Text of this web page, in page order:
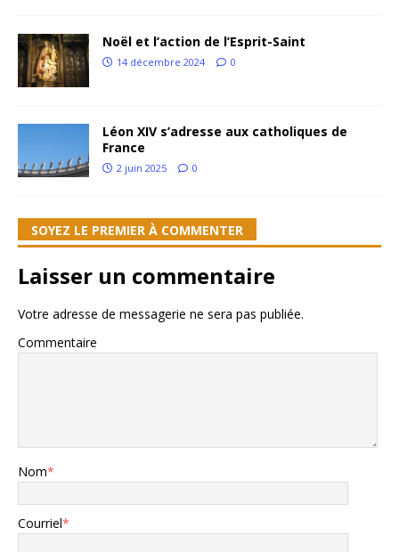
Noël et l’action de l’Esprit-Saint
14 décembre 2024 0
Léon XIV s’adresse aux catholiques de
France
2 juin 2025 0
SOYEZ LE PREMIER À COMMENTER
Laisser un commentaire
Votre adresse de messagerie ne sera pas publiée.
Commentaire
Nom*
Courriel*